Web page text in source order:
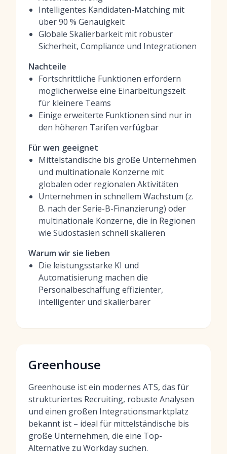
Intelligentes Kandidaten-Matching mit
über 90 % Genauigkeit
Globale Skalierbarkeit mit robuster
Sicherheit, Compliance und Integrationen
Nachteile
Fortschrittliche Funktionen erfordern
möglicherweise eine Einarbeitungszeit
für kleinere Teams
Einige erweiterte Funktionen sind nur in
den höheren Tarifen verfügbar
Für wen geeignet
Mittelständische bis große Unternehmen
und multinationale Konzerne mit
globalen oder regionalen Aktivitäten
Unternehmen in schnellem Wachstum (z.
B. nach der Serie-B-Finanzierung) oder
multinationale Konzerne, die in Regionen
wie Südostasien schnell skalieren
Warum wir sie lieben
Die leistungsstarke KI und
Automatisierung machen die
Personalbeschaffung effizienter,
intelligenter und skalierbarer
Greenhouse
Greenhouse ist ein modernes ATS, das für
strukturiertes Recruiting, robuste Analysen
und einen großen Integrationsmarktplatz
bekannt ist – ideal für mittelständische bis
große Unternehmen, die eine Top-
Alternative zu Workday suchen.